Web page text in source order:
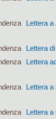
Lettera
Lettera
Lettera
Lettera
Lettera a